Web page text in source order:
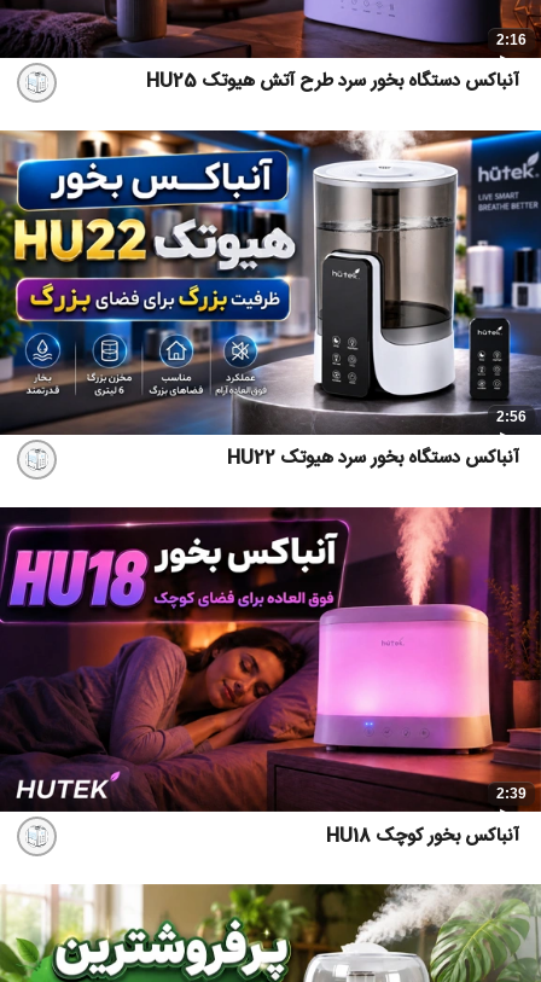
2:16
آنباکس دستگاه بخور سرد طرح آتش هیوتک HU25
2:56
آنباکس دستگاه بخور سرد هیوتک HU22
2:39
آنباکس بخور کوچک HU18